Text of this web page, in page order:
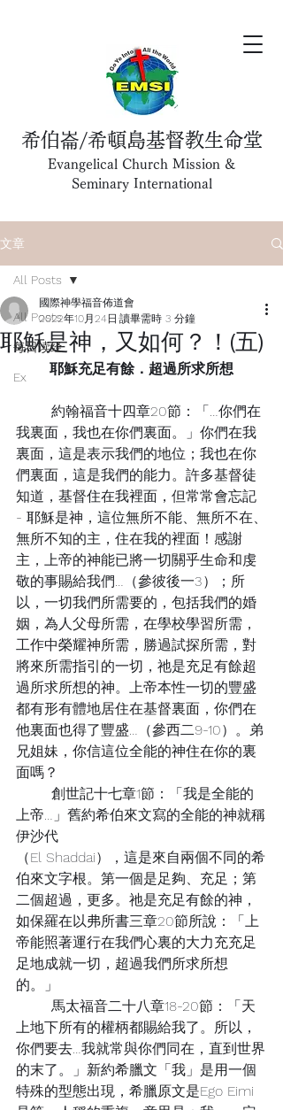
希伯崙/希頓島基督教生命堂
Evangelical Church Mission &
Seminary International
文章
All Posts
每日读经
Ex
All Posts
耶穌是神，又如何？！(五)
國際神學福音佈道會
2022年10月24日 讀畢需時 3 分鐘
耶穌充足有餘．超過所求所想
我裏面，我也在你們裏面。」你們在我
裏面，這是表示我們的地位；我也在你
們裏面，這是我們的能力。許多基督徒
知道，基督住在我裡面，但常常會忘記
- 耶穌是神，這位無所不能、無所不在、
無所不知的主，住在我的裡面！感謝
主，上帝的神能已將一切關乎生命和虔
敬的事賜給我們…（參彼後一3）；所
以，一切我們所需要的，包括我們的婚
姻，為人父母所需，在學校學習所需，
工作中榮耀神所需，勝過試探所需，對
將來所需指引的一切，祂是充足有餘超
過所求所想的神。上帝本性一切的豐盛
都有形有體地居住在基督裏面，你們在
他裏面也得了豐盛…（參西二9-10）。弟
兄姐妹，你信這位全能的神住在你的裏
面嗎？
上帝…」舊約希伯來文寫的全能的神就稱
伊沙代
（El Shaddai），這是來自兩個不同的希
伯來文字根。第一個是足夠、充足；第
二個超過，更多。祂是充足有餘的神，
如保羅在以弗所書三章20節所說：「上
帝能照著運行在我們心裏的大力充充足
足地成就一切，超過我們所求所想
的。」
上地下所有的權柄都賜給我了。所以，
你們要去…我就常與你們同在，直到世界
的末了。」新約希臘文「我」是用一個
特殊的型態出現，希臘原文是Ego Eimi